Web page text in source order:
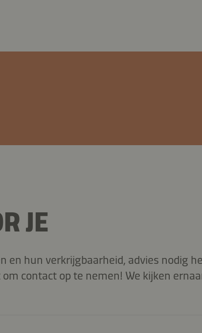
JE
en hun verkrijgbaarheid, advies nodig
contact op te nemen! We kijken